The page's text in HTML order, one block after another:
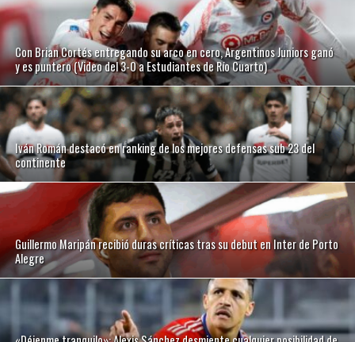
Con Brian Cortés entregando su arco en cero, Argentinos Juniors ganó
y es puntero (Video del 3-0 a Estudiantes de Río Cuarto)
Iván Román destacó en ranking de los mejores defensas sub 23 del
continente
Guillermo Maripán recibió duras críticas tras su debut en Inter de Porto
Alegre